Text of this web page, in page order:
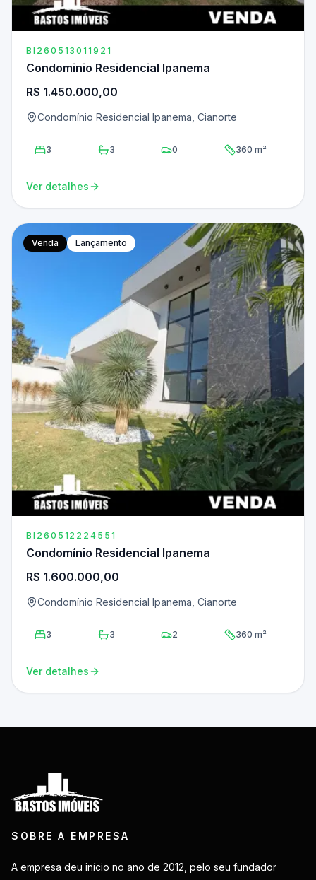
BI260513011921
Condominio Residencial Ipanema
R$ 1.450.000,00
Condomínio Residencial Ipanema, Cianorte
3 3 0 360 m²
Ver detalhes
Venda Lançamento
BI260512224551
Condomínio Residencial Ipanema
R$ 1.600.000,00
Condomínio Residencial Ipanema, Cianorte
3 3 2 360 m²
Ver detalhes
SOBRE A EMPRESA
A empresa deu início no ano de 2012, pelo seu fundador